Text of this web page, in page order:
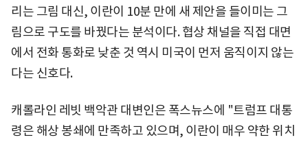
리는 그림 대신, 이란이 10분 만에 새 제안을 들이미는 그
림으로 구도를 바꿨다는 분석이다. 협상 채널을 직접 대면
에서 전화 통화로 낮춘 것 역시 미국이 먼저 움직이지 않는
다는 신호다.
캐롤라인 레빗 백악관 대변인은 폭스뉴스에 "트럼프 대통
령은 해상 봉쇄에 만족하고 있으며, 이란이 매우 약한 위치